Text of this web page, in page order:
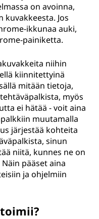
on avoinna,
kuvakkeesta. Jos
ikkunaa auki,
painiketta.
niihin
kiinnitettyinä
mitään tietoja,
myös
ei hätää - voit aina
muutamalla
järjestää kohteita
sinun
niitä, kunnes ne on
pääset aina
ja ohjelmiin